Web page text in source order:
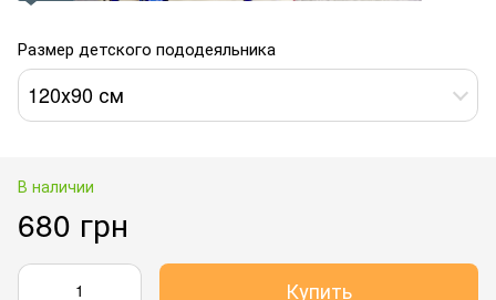
Размер детского пододеяльника
120х90 см
В наличии
680 грн
Купить